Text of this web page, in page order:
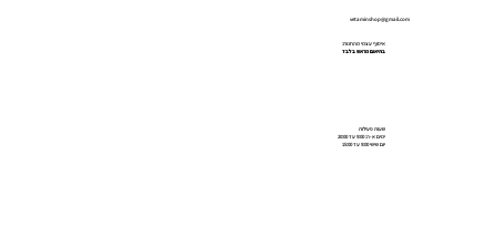
vetaminshop@gmail.com
איסוף עצמי מהחנות:
בתיאום מראש בלבד
שעות פעילות
ימים א-ה: 9:00 עד 20:00
יום שישי 9:00 עד 15:00